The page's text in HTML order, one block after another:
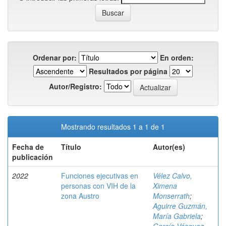
Ordenar por:
En orden:
Resultados por página
Autor/Registro:
Mostrando resultados 1 a 1 de 1
Fecha de
publicación
Título Autor(es)
2022
Funciones ejecutivas en
personas con VIH de la
zona Austro
Vélez Calvo,
Ximena
Monserrath;
Aguirre Guzmán,
María Gabriela;